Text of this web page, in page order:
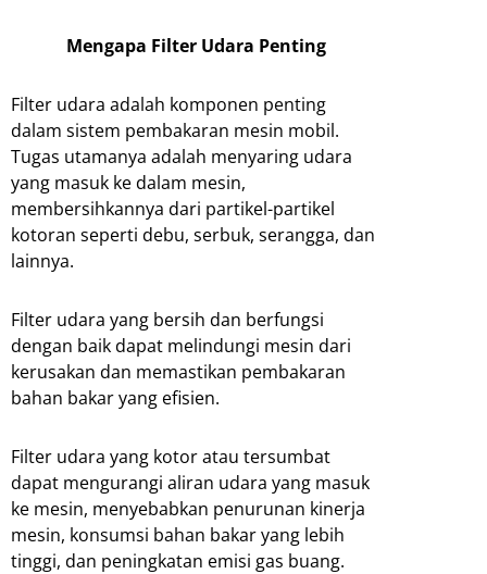
Mengapa Filter Udara Penting
Filter udara adalah komponen penting
dalam sistem pembakaran mesin mobil.
Tugas utamanya adalah menyaring udara
yang masuk ke dalam mesin,
membersihkannya dari partikel-partikel
kotoran seperti debu, serbuk, serangga, dan
lainnya.
Filter udara yang bersih dan berfungsi
dengan baik dapat melindungi mesin dari
kerusakan dan memastikan pembakaran
bahan bakar yang efisien.
Filter udara yang kotor atau tersumbat
dapat mengurangi aliran udara yang masuk
ke mesin, menyebabkan penurunan kinerja
mesin, konsumsi bahan bakar yang lebih
tinggi, dan peningkatan emisi gas buang.